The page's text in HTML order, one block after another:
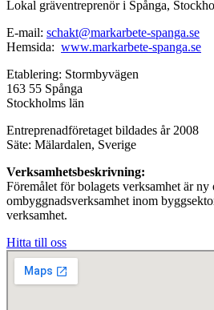
Lokal gräventreprenör i Spånga,
E-mail: schakt@markarbete-spanga.se
Hemsida: www.markarbete-spanga.se
Etablering: Stormbyvägen
163 55 Spånga
Stockholms län
Entreprenadföretaget bildades år 2008
Säte: Mälardalen, Sverige
Verksamhetsbeskrivning:
Föremålet för bolagets verksamhet är ny
ombyggnadsverksamhet inom
verksamhet.
Hitta till oss